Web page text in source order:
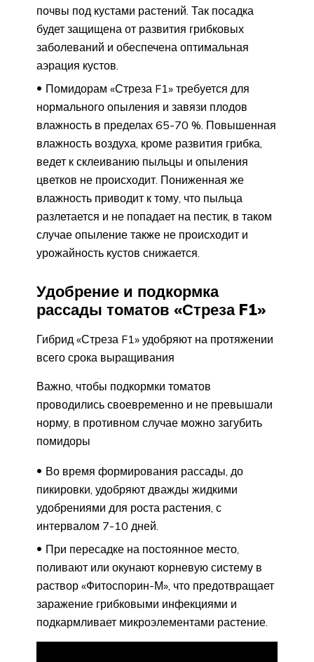
почвы под кустами растений. Так посадка
будет защищена от развития грибковых
заболеваний и обеспечена оптимальная
аэрация кустов.
Помидорам «Стреза F1» требуется для
нормального опыления и завязи плодов
влажность в пределах 65-70 %. Повышенная
влажность воздуха, кроме развития грибка,
ведет к склеиванию пыльцы и опыления
цветков не происходит. Пониженная же
влажность приводит к тому, что пыльца
разлетается и не попадает на пестик, в таком
случае опыление также не происходит и
урожайность кустов снижается.
Удобрение и подкормка
рассады томатов «Стреза F1»
Гибрид «Стреза F1» удобряют на протяжении
всего срока выращивания
Важно, чтобы подкормки томатов
проводились своевременно и не превышали
норму, в противном случае можно загубить
помидоры
Во время формирования рассады, до
пикировки, удобряют дважды жидкими
удобрениями для роста растения, с
интервалом 7-10 дней.
При пересадке на постоянное место,
поливают или окунают корневую систему в
раствор «Фитоспорин-М», что предотвращает
заражение грибковыми инфекциями и
подкармливает микроэлементами растение.